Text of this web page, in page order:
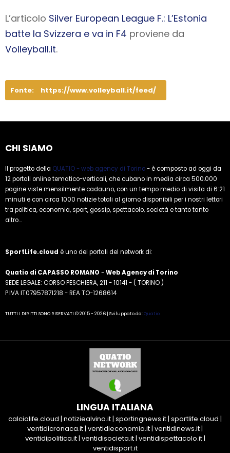
L’articolo Silver European League F.: L’Estonia
batte la Svizzera e va in F4 proviene da
Volleyball.it.
Fonte: https://www.volleyball.it/feed/
CHI SIAMO
Il progetto della QUATIO - web agency di Torino- è composto ad oggi da
12 portali online tematico-verticali, che cubano in media circa 500.000
pagine viste mensilmente cadauno, con un tempo medio di visita di 6:21
minuti e con circa 1000 notizie totali al giorno disponibili per i nostri lettori
tra politica, economia, sport, gossip, spettacolo, società e tanto tanto
altro...
SportLife.cloud è uno dei portali del network di:
Quatio di CAPASSO ROMANO -Web Agency di Torino
SEDE LEGALE: CORSO PESCHIERA, 211 - 10141 - ( TORINO )
P.IVA IT07957871218 - REA TO-1268614
TUTTI I DIRITTI SONO RISERVATI © 2015 - 2026 | Sviluppato da:Quatio
LINGUA ITALIANA
calciolife.cloud | notiziealvino.it| sportingnews.it| sportlife.cloud |
ventidicronaca.it| ventidieconomia.it| ventidinews.it|
ventidipolitica.it| ventidisocieta.it| ventidispettacolo.it|
ventidisport.it